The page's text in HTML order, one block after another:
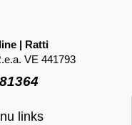
| Ratti
VE 441793
links